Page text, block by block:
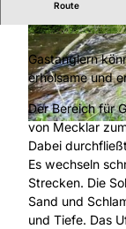
© Stadtentwicklung Bebra
© Stadtentwicklung Bebra
Route
Gastanglern
erholsame und
Der Bereich für
von Mecklar
Dabei
Es wechseln
Strecken. Die
Sand und
und Tiefe. Das